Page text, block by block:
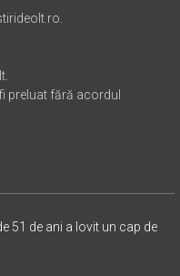
preluat fără acordul
51 de ani a lovit un cap de